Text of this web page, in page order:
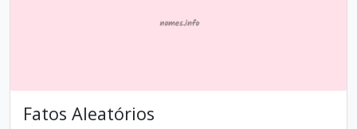
Fatos Aleatórios